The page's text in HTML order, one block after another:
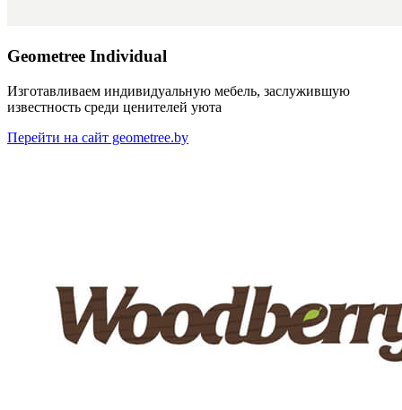
Geometree Individual
Изготавливаем индивидуальную мебель, заслужившую
известность среди ценителей уюта
Перейти на сайт geometree.by